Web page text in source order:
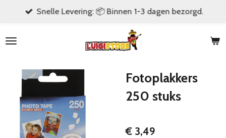
naar
hoofdinhoud
Snelle Levering: 📦 Binnen 1-3 dagen bezorgd.
Fotoplakkers
250 stuks
€ 3,49